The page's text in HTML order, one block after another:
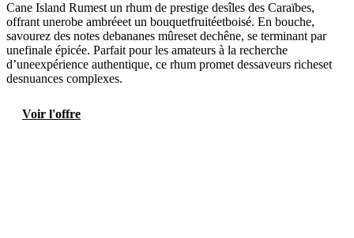
Cane Island Rumest un rhum de prestige desîles des Caraïbes,
offrant unerobe ambréeet un bouquetfruitéetboisé. En bouche,
savourez des notes debananes mûreset dechêne, se terminant par
unefinale épicée. Parfait pour les amateurs à la recherche
d’uneexpérience authentique, ce rhum promet dessaveurs richeset
desnuances complexes.
Voir l'offre